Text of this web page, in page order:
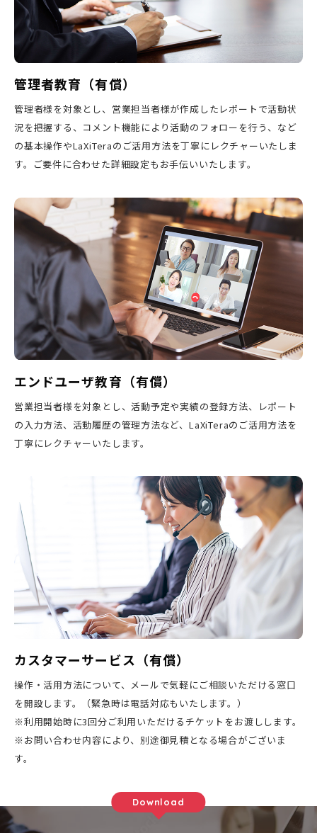
管理者教育（有償）
管理者様を対象とし、営業担当者様が作成したレポートで活動状
況を把握する、コメント機能により活動のフォローを行う、など
の基本操作やLaXiTeraのご活用方法を丁寧にレクチャーいたしま
す。ご要件に合わせた詳細設定もお手伝いいたします。
エンドユーザ教育（有償）
営業担当者様を対象とし、活動予定や実績の登録方法、レポート
の入力方法、活動履歴の管理方法など、LaXiTeraのご活用方法を
丁寧にレクチャーいたします。
カスタマーサービス（有償）
操作・活用方法について、メールで気軽にご相談いただける窓口
を開設します。（緊急時は電話対応もいたします。）
※利用開始時に3回分ご利用いただけるチケットをお渡しします。
※ お問い合わせ内容により、 別途御見積となる場合がございま
す。
Download